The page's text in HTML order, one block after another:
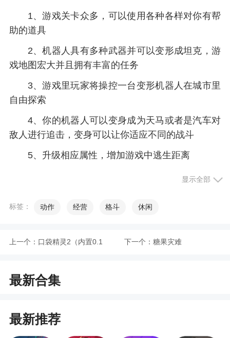
1、游戏关卡众多，可以使用各种各样对你有帮
助的道具
2、机器人具有多种武器并可以变形成坦克，游
戏地图宏大并且拥有丰富的任务
3、游戏里玩家将操控一台变形机器人在城市里
自由探索
4、你的机器人可以变身成为天马或者是汽车对
敌人进行追击，变身可以让你适应不同的战斗
5、升级相应属性，增加游戏中逃生距离
6、各种各样奔跑路途过程中的障碍物，等待你
1、游戏里玩家可以操控强大的变形机器人在城
用，此外机器人还可以变形成汽车大幅度提高机动
性，游戏拥有非常高的自由度，玩家可以独自一人
2、并消灭变形机器人所有敌人就能获胜
显示全部
标签： 动作 经营 格斗 休闲
上一个： 口袋精灵2（内置0.1 下一个： 糖果灾难
最新合集
最新推荐